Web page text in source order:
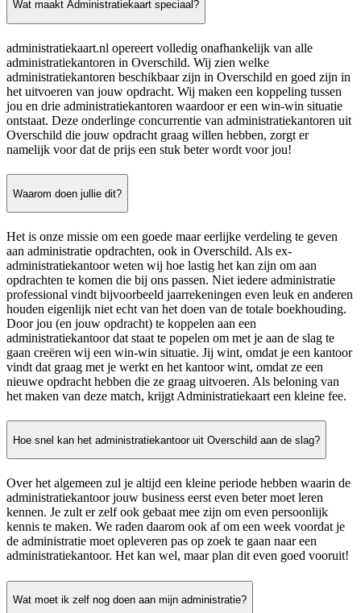
Wat maakt Administratiekaart speciaal?
administratiekaart.nl opereert volledig onafhankelijk van alle
administratiekantoren in Overschild. Wij zien welke
administratiekantoren beschikbaar zijn in Overschild en goed zijn in
het uitvoeren van jouw opdracht. Wij maken een koppeling tussen
jou en drie administratiekantoren waardoor er een win-win situatie
ontstaat. Deze onderlinge concurrentie van administratiekantoren uit
Overschild die jouw opdracht graag willen hebben, zorgt er
namelijk voor dat de prijs een stuk beter wordt voor jou!
Waarom doen jullie dit?
Het is onze missie om een goede maar eerlijke verdeling te geven
aan administratie opdrachten, ook in Overschild. Als ex-
administratiekantoor weten wij hoe lastig het kan zijn om aan
opdrachten te komen die bij ons passen. Niet iedere administratie
professional vindt bijvoorbeeld jaarrekeningen even leuk en anderen
houden eigenlijk niet echt van het doen van de totale boekhouding.
Door jou (en jouw opdracht) te koppelen aan een
administratiekantoor dat staat te popelen om met je aan de slag te
gaan creëren wij een win-win situatie. Jij wint, omdat je een kantoor
vindt dat graag met je werkt en het kantoor wint, omdat ze een
nieuwe opdracht hebben die ze graag uitvoeren. Als beloning van
het maken van deze match, krijgt Administratiekaart een kleine fee.
Hoe snel kan het administratiekantoor uit Overschild aan de slag?
Over het algemeen zul je altijd een kleine periode hebben waarin de
administratiekantoor jouw business eerst even beter moet leren
kennen. Je zult er zelf ook gebaat mee zijn om even persoonlijk
kennis te maken. We raden daarom ook af om een week voordat je
de administratie moet opleveren pas op zoek te gaan naar een
administratiekantoor. Het kan wel, maar plan dit even goed vooruit!
Wat moet ik zelf nog doen aan mijn administratie?